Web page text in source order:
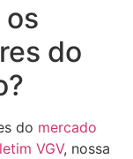
do
do mercado
VGV, nossa